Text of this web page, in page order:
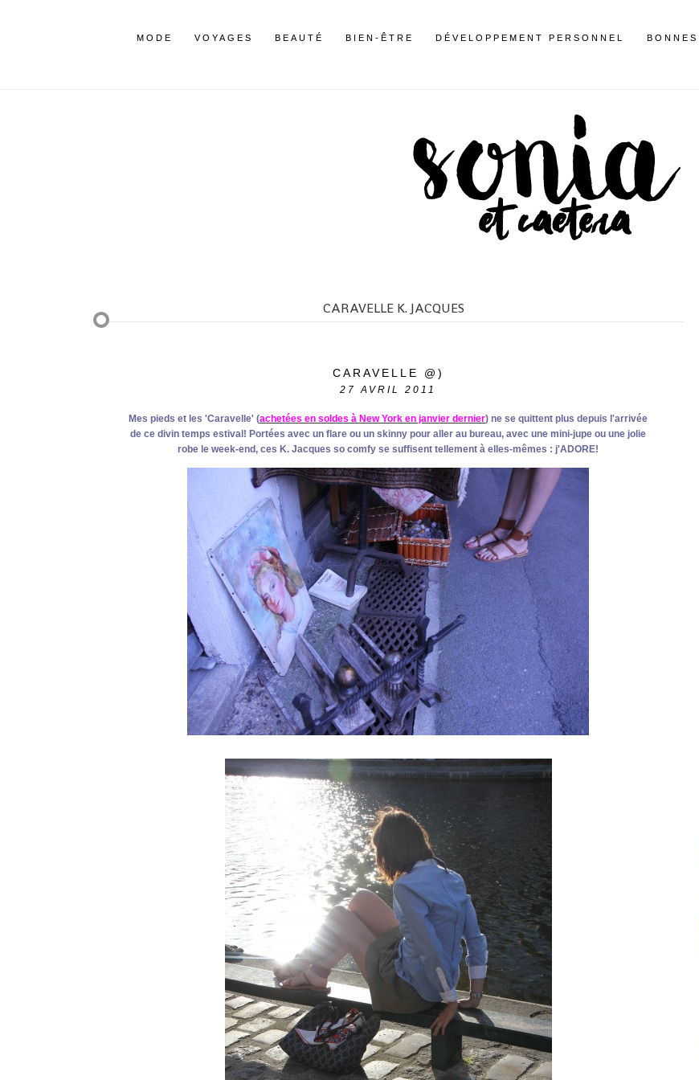
MODE VOYAGES BEAUTÉ BIEN-ÊTRE DÉVELOPPEMENT PERSONNEL
CARAVELLE K. JACQUES
CARAVELLE @)
27 AVRIL 2011
Mes pieds et les 'Caravelle' (achetées en soldes à New York en janvier dernier)ne se quittent plus depuis l'arrivée
de ce divin temps estival! Portées avec un flare ou un skinny pour aller au bureau, avec une mini-jupe ou une jolie
robe le week-end, ces K. Jacques so comfy se suffisent tellement à elles-mêmes : j'ADORE!